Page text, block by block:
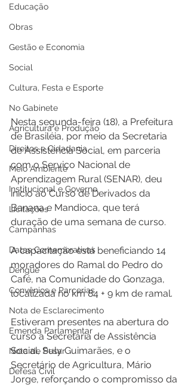
Educação
Obras
Gestão e Economia
Social
Cultura, Festa e Esporte
No Gabinete
Agricultura e Produção
Direitos e Cidadania
Meio Ambiente
Institucional e Governo
Licitações
Campanhas
Datas Comemorativas
Dengue
Convênios e Parcerias
Nota de Esclarecimento
Emenda Parlamentar
Nota de Pesar
Defesa Civil
Nesta segunda-feira (18), a Prefeitura
de Brasiléia, por meio da Secretaria
de Assistência Social, em parceria
com o Serviço Nacional de
Aprendizagem Rural (SENAR), deu
início ao Curso de Derivados da
Banana e Mandioca, que terá
duração de uma semana de curso.
A capacitação está beneficiando 14
moradores do Ramal do Pedro do
Café, na Comunidade do Gonzaga,
localizada no km 84 + 9 km de ramal.
Estiveram presentes na abertura do
curso a Secretária de Assistência
Social, Suly Guimarães, e o
Secretário de Agricultura, Mário
Jorge, reforçando o compromisso da